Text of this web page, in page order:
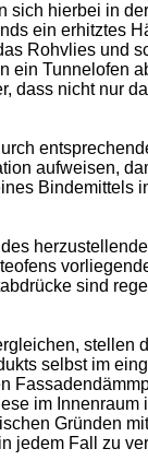
sich hierbei in
ein erhitztes
Rohvlies und
ein Tunnelofen
dass nicht nur
aufweisen,
Bindemittels
sind
stellen
selbst im
im Innenraum
Gründen
jedem Fall zu